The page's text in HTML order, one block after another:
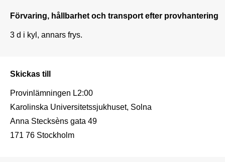
Förvaring, hållbarhet och transport efter provhantering
3 d i kyl, annars frys.
Skickas till
Provinlämningen L2:00
Karolinska Universitetssjukhuset, Solna
Anna Stecksèns gata 49
171 76 Stockholm